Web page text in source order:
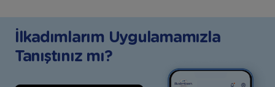
İlkadımlarım Uygulamamızla
Tanıştınız mı?